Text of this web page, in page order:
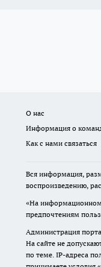
О нас
Информация о
Как с нами связаться
Вся информация,
воспроизведению,
«На информационном
предпочтениям
Администрация
На сайте не
по теме. IP-адреса